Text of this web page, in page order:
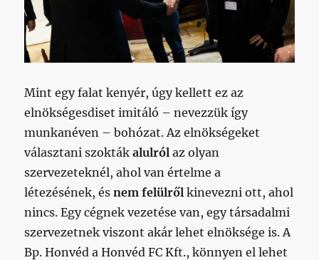
Mint egy falat kenyér, úgy kellett ez az
elnökségesdiset imitáló – nevezzük így
munkanéven – bohózat. Az elnökségeket
választani szoktákalulról az olyan
szervezeteknél, ahol van értelme a
létezésének, ésnem felülről kinevezni ott, ahol
nincs. Egy cégnek vezetése van, egy társadalmi
szervezetnek viszont akár lehet elnöksége is. A
Bp. Honvéd a Honvéd FC Kft., könnyen el lehet